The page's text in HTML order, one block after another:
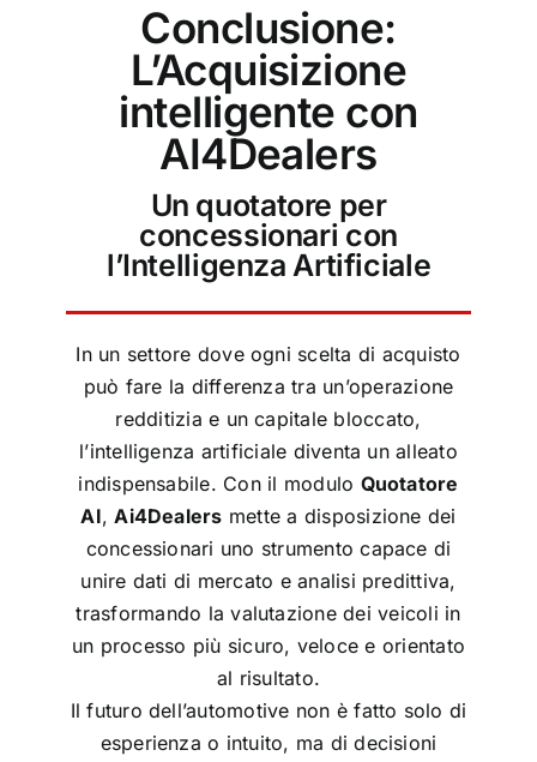
Conclusione:
L’Acquisizione
intelligente con
AI4Dealers
Un quotatore per
concessionari con
l’Intelligenza Artificiale
In un settore dove ogni scelta di acquisto
può fare la differenza tra un’operazione
redditizia e un capitale bloccato,
l’intelligenza artificiale diventa un alleato
indispensabile. Con il modulo Quotatore
AI,Ai4Dealers mette a disposizione dei
concessionari uno strumento capace di
unire dati di mercato e analisi predittiva,
trasformando la valutazione dei veicoli in
un processo più sicuro, veloce e orientato
al risultato.
Il futuro dell’automotive non è fatto solo di
esperienza o intuito, ma di decisioni